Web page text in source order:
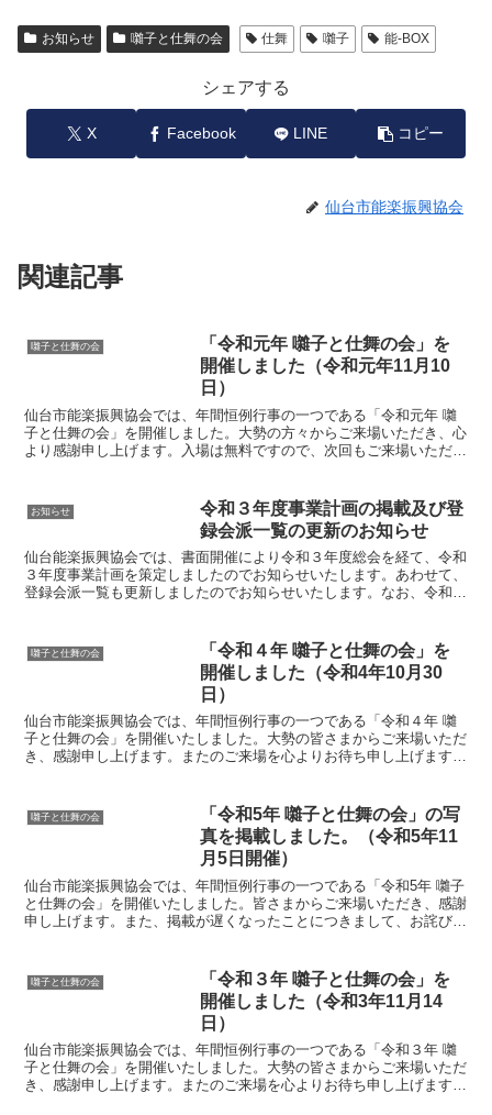
お知らせ 囃子と仕舞の会 仕舞 囃子 能-BOX
シェアする
X Facebook LINE コピー
仙台市能楽振興協会
関連記事
囃子と仕舞の会
「令和元年 囃子と仕舞の会」を
開催しました（令和元年11月10
日）
仙台市能楽振興協会では、年間恒例行事の一つである「令和元年 囃
子と仕舞の会」を開催しました。大勢の方々からご来場いただき、心
より感謝申し上げます。入場は無料ですので、次回もご来場いただき
お知らせ
令和３年度事業計画の掲載及び登
録会派一覧の更新のお知らせ
仙台能楽振興協会では、書面開催により令和３年度総会を経て、令和
３年度事業計画を策定しましたのでお知らせいたします。あわせて、
登録会派一覧も更新しましたのでお知らせいたします。なお、令和３
囃子と仕舞の会
「令和４年 囃子と仕舞の会」を
開催しました（令和4年10月30
日）
仙台市能楽振興協会では、年間恒例行事の一つである「令和４年 囃
子と仕舞の会」を開催いたしました。大勢の皆さまからご来場いただ
き、感謝申し上げます。またのご来場を心よりお待ち申し上げます。
囃子と仕舞の会
「令和5年 囃子と仕舞の会」の写
真を掲載しました。（令和5年11
月5日開催）
仙台市能楽振興協会では、年間恒例行事の一つである「令和5年 囃子
と仕舞の会」を開催いたしました。皆さまからご来場いただき、感謝
申し上げます。また、掲載が遅くなったことにつきまして、お詫び申
囃子と仕舞の会
「令和３年 囃子と仕舞の会」を
開催しました（令和3年11月14
日）
仙台市能楽振興協会では、年間恒例行事の一つである「令和３年 囃
子と仕舞の会」を開催いたしました。大勢の皆さまからご来場いただ
き、感謝申し上げます。またのご来場を心よりお待ち申し上げます。